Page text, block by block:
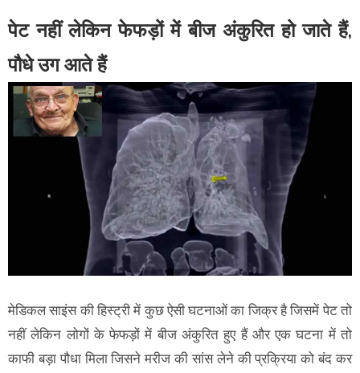
पेट नहीं लेकिन फेफड़ों में बीज अंकुरित हो जाते हैं,
पौधे उग आते हैं
मेडिकल साइंस की हिस्ट्री में कुछ ऐसी घटनाओं का जिक्र है जिसमें पेट तो
नहीं लेकिन लोगों के फेफड़ों में बीज अंकुरित हुए हैं और एक घटना में तो
काफी बड़ा पौधा मिला जिसने मरीज की सांस लेने की प्रक्रिया को बंद कर